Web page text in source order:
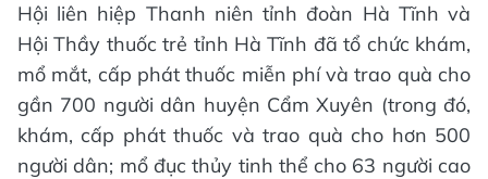
Hội liên hiệp Thanh niên tỉnh đoàn Hà Tĩnh và
Hội Thầy thuốc trẻ tỉnh Hà Tĩnh đã tổ chức khám,
mổ mắt, cấp phát thuốc miễn phí và trao quà cho
gần 700 người dân huyện Cẩm Xuyên (trong đó,
khám, cấp phát thuốc và trao quà cho hơn 500
người dân; mổ đục thủy tinh thể cho 63 người cao